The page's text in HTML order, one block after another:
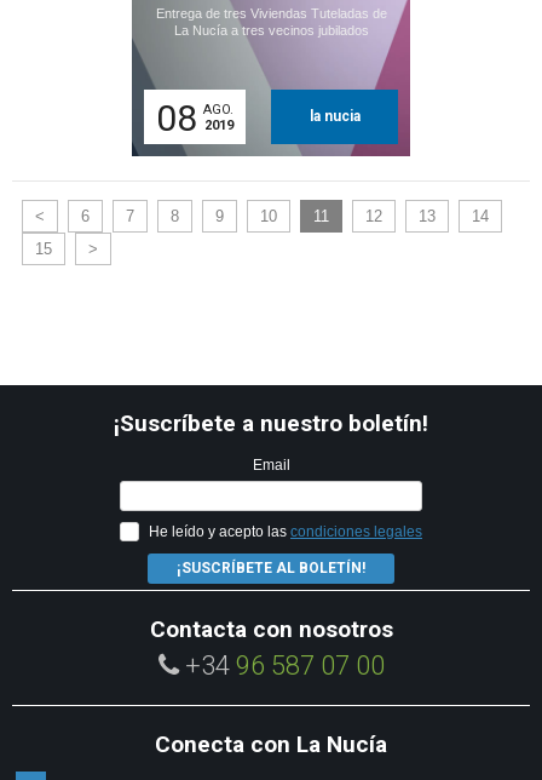
Entrega de tres Viviendas Tuteladas de
La Nucía a tres vecinos jubilados
08 AGO.
2019
la nucia
< 6 7 8 9 10 11 12 13
14
15
>
¡Suscríbete a nuestro boletín!
Email
He leído y acepto las condiciones legales
¡SUSCRÍBETE AL BOLETÍN!
Contacta con nosotros
+34 96 587 07 00
Conecta con La Nucía